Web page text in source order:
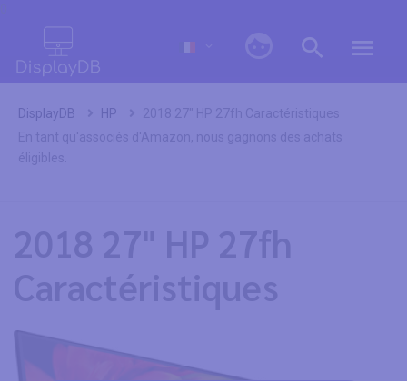
DisplayDB HP
2018 27" HP 27fh Caractéristiques
En tant qu'associés d'Amazon, nous gagnons des achats
éligibles.
2018 27" HP 27fh
Caractéristiques